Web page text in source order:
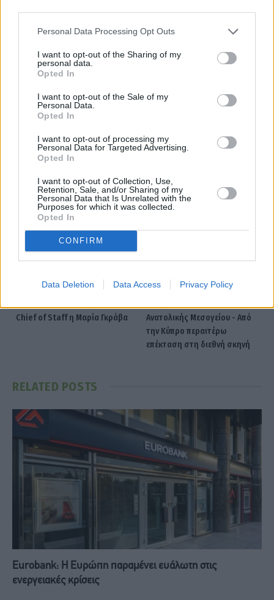
Personal Data Processing Opt Outs
I want to opt-out of the Sharing of my
personal data.
Opted In
I want to opt-out of the Sale of my
Personal Data.
Opted In
I want to opt-out of processing my
Personal Data for Targeted Advertising.
Opted In
I want to opt-out of Collection, Use,
Retention, Sale, and/or Sharing of my
Personal Data that Is Unrelated with the
Purposes for which it was collected.
Opted In
CONFIRM
Data Deletion Data Access Privacy Policy
FacebookTwitter
CrediaBank: Νέα Chief
Chief of Staff η Μαρία Γκράβα
Eurobank: Ο νέος
Ανατολικής Μεσογείου - Από
την Κύπρο περαιτέρω
επέκταση στη διεθνή σκηνή
RELATED POSTS
Eurobank: Η Ευρώπη παραμένει ευάλωτη στις
ενεργειακές κρίσεις